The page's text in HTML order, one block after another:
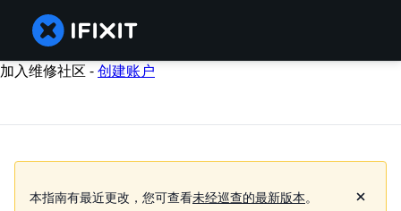
加入维修社区 -创建账户
本指南有最近更改，您可查看未经巡查的最新版本。